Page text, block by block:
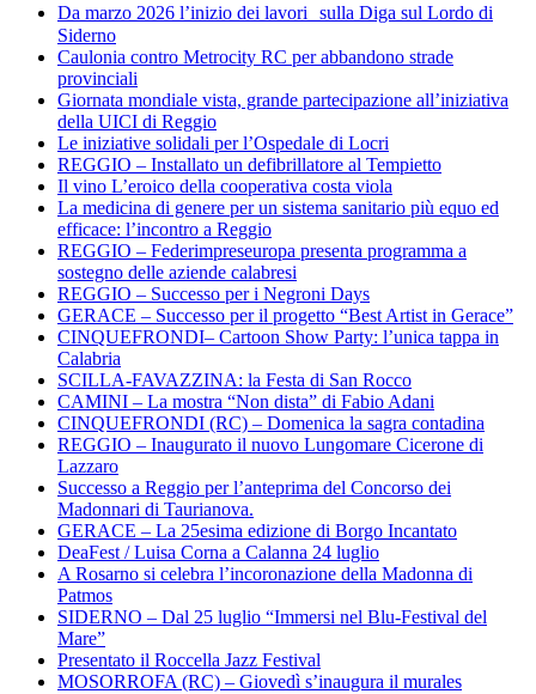
Da marzo 2026 l’inizio dei lavori sulla Diga sul Lordo di
Siderno
Caulonia contro Metrocity RC per abbandono strade
provinciali
Giornata mondiale vista, grande partecipazione all’iniziativa
della UICI di Reggio
Le iniziative solidali per l’Ospedale di Locri
REGGIO – Installato un defibrillatore al Tempietto
Il vino L’eroico della cooperativa costa viola
La medicina di genere per un sistema sanitario più equo ed
efficace: l’incontro a Reggio
REGGIO – Federimpreseuropa presenta programma a
sostegno delle aziende calabresi
REGGIO – Successo per i Negroni Days
GERACE – Successo per il progetto “Best Artist in Gerace”
CINQUEFRONDI– Cartoon Show Party: l’unica tappa in
Calabria
SCILLA-FAVAZZINA: la Festa di San Rocco
CAMINI – La mostra “Non dista” di Fabio Adani
CINQUEFRONDI (RC) – Domenica la sagra contadina
REGGIO – Inaugurato il nuovo Lungomare Cicerone di
Lazzaro
Successo a Reggio per l’anteprima del Concorso dei
Madonnari di Taurianova.
GERACE – La 25esima edizione di Borgo Incantato
DeaFest / Luisa Corna a Calanna 24 luglio
A Rosarno si celebra l’incoronazione della Madonna di
Patmos
SIDERNO – Dal 25 luglio “Immersi nel Blu-Festival del
Mare”
Presentato il Roccella Jazz Festival
MOSORROFA (RC) – Giovedì s’inaugura il murales